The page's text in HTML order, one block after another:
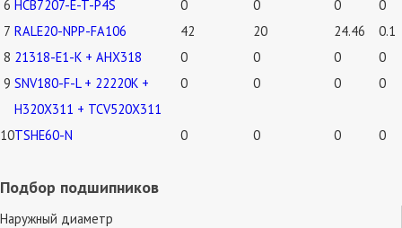
6 HCB7207-E-T-P4S 0 0 0
0
7 RALE20-NPP-FA106 42 20 24.46
0.1
8 21318-E1-K + AHX318 0 0 0
0
9 SNV180-F-L + 22220K +
H320X311 + TCV520X311
0 0 0 0
10TSHE60-N 0 0 0 0
Подбор подшипников
Наружный диаметр